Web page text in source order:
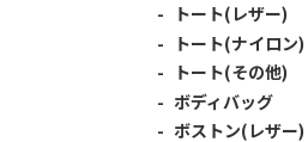
トート(レザー)
トート(ナイロン)
トート(その他)
ボディバッグ
ボストン(レザー)